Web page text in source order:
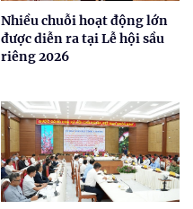
Nhiều chuỗi hoạt động lớn
được diễn ra tại Lễ hội sầu
riêng 2026